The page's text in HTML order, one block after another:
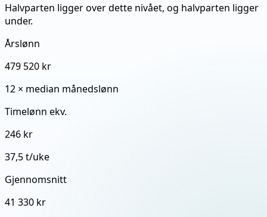
Halvparten ligger over dette nivået, og halvparten ligger
under.
Årslønn
479 520 kr
12 × median månedslønn
Timelønn ekv.
246 kr
37,5 t/uke
Gjennomsnitt
41 330 kr